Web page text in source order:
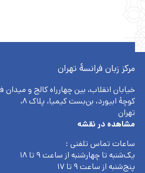
مرکز زبان فرانسۀ تهران
خیابان انقلاب، بین چهارراه کالج و میدان
کوچهٔ ابیورد، بن‌بست کیمیا، پلاک ۸،
تهران
مشاهده در نقشه
ساعات تماس تلفنی :
یک‌شنبه تا چهارشنبه از ساعت ۹ تا ۱۸
پنج‌شنبه از ساعت ۹ تا ۱۷